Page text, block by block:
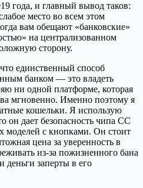
года, и главный вывод таков:
место во всем этом
вам обещают «банковские»
на централизованном
сторону.
единственный способ
банком — это владеть
ни одной платформе, которая
мгновенно. Именно поэтому я
кошельки. Я использую
он дает безопасность чипа CC
моделей с кнопками. Он стоит
цена за уверенность в
из-за пожизненного бана
деньги заперты в его